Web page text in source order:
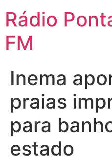
para
conteúdo
Rádio
FM
Inema
praias
para
estado